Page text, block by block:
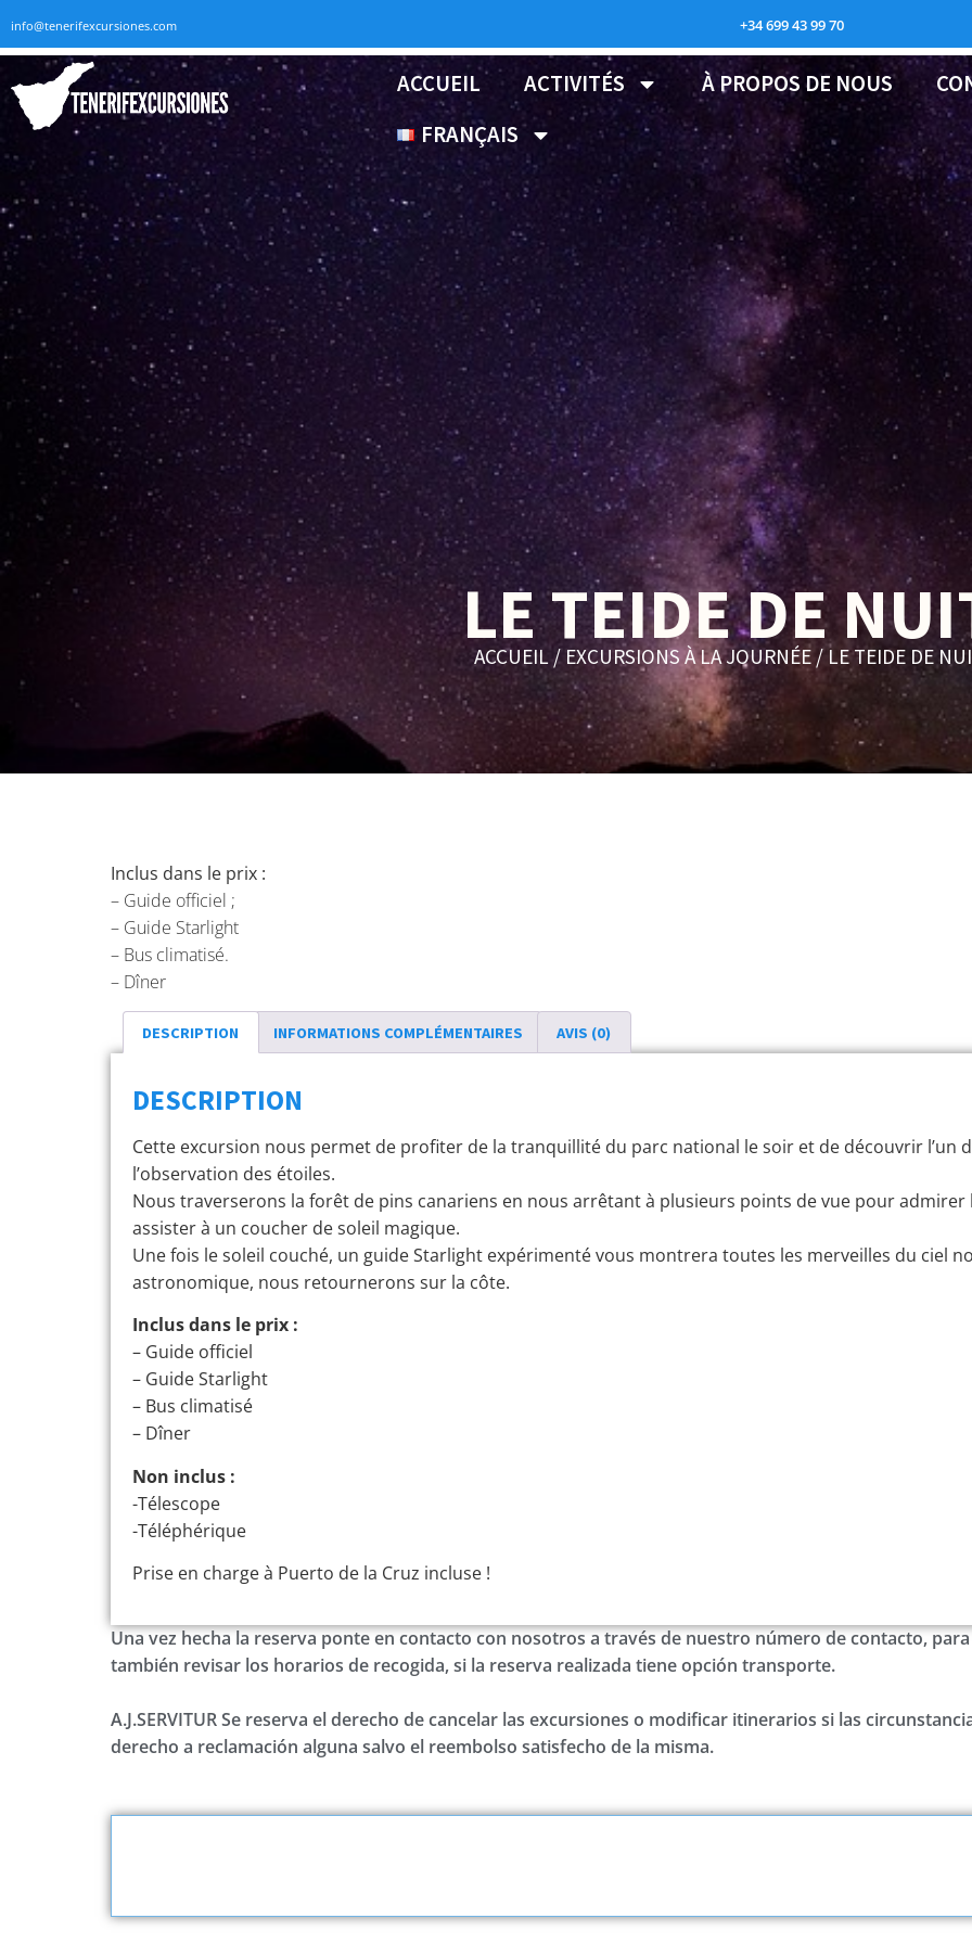
info@tenerifexcursiones.com +34 699 43 99 70
ACCUEIL ACTIVITÉS À PROPOS DE NOUS
FRANÇAIS
LE TEIDE DE
ACCUEIL/ EXCURSIONS À LA JOURNÉE / LE TEIDE DE
Inclus dans le prix :
– Guide officiel ;
– Guide Starlight
– Bus climatisé.
– Dîner
DESCRIPTION INFORMATIONS COMPLÉMENTAIRES AVIS (0)
DESCRIPTION
Cette excursion nous permet de profiter de la tranquillité du parc national le soir et de découvrir l’un
l’observation des étoiles.
Nous traverserons la forêt de pins canariens en nous arrêtant à plusieurs points de vue pour admirer
assister à un coucher de soleil magique.
Une fois le soleil couché, un guide Starlight expérimenté vous montrera toutes les merveilles du ciel
astronomique, nous retournerons sur la côte.
Inclus dans le prix :
– Guide officiel
– Guide Starlight
– Bus climatisé
– Dîner
Non inclus :
-Télescope
-Téléphérique
Prise en charge à Puerto de la Cruz incluse !
Una vez hecha la reserva ponte en contacto con nosotros a través de nuestro número de contacto,
también revisar los horarios de recogida, si la reserva realizada tiene opción transporte.
A.J.SERVITUR Se reserva el derecho de cancelar las excursiones o modificar itinerarios si las
derecho a reclamación alguna salvo el reembolso satisfecho de la misma.